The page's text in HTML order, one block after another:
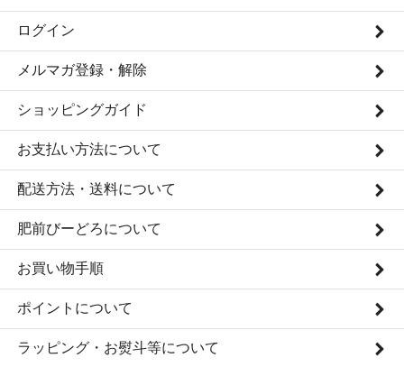
ログイン
メルマガ登録・解除
ショッピングガイド
お支払い方法について
配送方法・送料について
肥前びーどろについて
お買い物手順
ポイントについて
ラッピング・お熨斗等について